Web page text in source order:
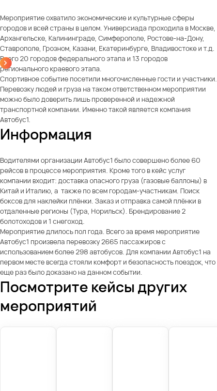
Мероприятие охватило экономические и культурные сферы
городов и всей страны в целом. Универсиада проходила в Москве,
Архангельске, Калининграде, Симферополе, Ростове-на-Дону,
Ставрополе, Грозном, Казани, Екатеринбурге, Владивостоке и т.д.
Всего 20 городов федерального этапа и 13 городов
регионального краевого этапа.
Спортивное событие посетили многочисленные гости и участники.
Перевозку людей и груза на таком ответственном мероприятии
можно было доверить лишь проверенной и надежной
транспортной компании. Именно такой является компания
Автобус1.
Информация
Водителями организации Автобус1 было совершено более 60
рейсов в процессе мероприятия. Кроме того в кейс услуг
компании входит: доставка опасного груза (газовые баллоны) в
Китай и Италию, а также по всем городам-участникам. Поиск
боксов для наклейки плёнки. Заказ и отправка самой плёнки в
отдаленные регионы (Тура, Норильск). Брендирование 2
болотоходов и 1 снегоход.
Мероприятие длилось пол года. Всего за время мероприятие
Автобус1 произвела перевозку 2665 пассажиров с
использованием более 298 автобусов. Для компании Автобус1 на
первом месте всегда стояли комфорт и безопасность поездок, что
еще раз было доказано на данном событии.
Посмотрите кейсы других
мероприятий